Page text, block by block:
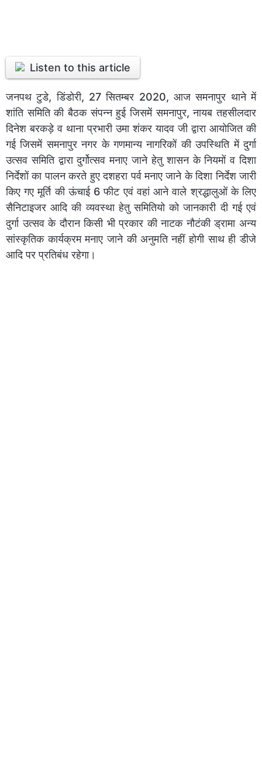
Listen to this article
जनपथ टुडे, डिंडोरी, 27 सितम्बर 2020, आज समनापुर थाने में
शांति समिति की बैठक संपन्न हुई जिसमें समनापुर, नायब तहसीलदार
दिनेश बरकड़े व थाना प्रभारी उमा शंकर यादव जी द्वारा आयोजित की
गई जिसमें समनापुर नगर के गणमान्य नागरिकों की उपस्थिति में दुर्गा
उत्सव समिति द्वारा दुर्गोत्सव मनाए जाने हेतु शासन के नियमों व दिशा
निर्देशों का पालन करते हुए दशहरा पर्व मनाए जाने के दिशा निर्देश जारी
किए गए मूर्ति की ऊंचाई 6 फीट एवं वहां आने वाले श्रद्धालुओं के लिए
सैनिटाइजर आदि की व्यवस्था हेतु समितियो को जानकारी दी गई एवं
दुर्गा उत्सव के दौरान किसी भी प्रकार की नाटक नौटंकी ड्रामा अन्य
सांस्कृतिक कार्यक्रम मनाए जाने की अनुमति नहीं होगी साथ ही डीजे
आदि पर प्रतिबंध रहेगा।